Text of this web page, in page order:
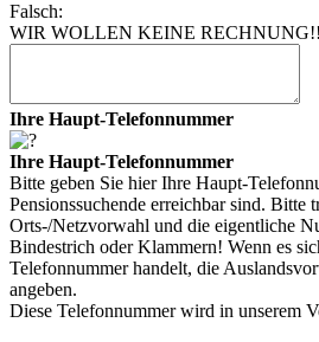
Falsch:
WIR WOLLEN KEINE
Ihre Haupt-Telefonnummer
Ihre Haupt-Telefonnummer
Bitte geben Sie hier Ihre Haupt-
Pensionssuchende erreichbar sind. Bitte
Orts-/Netzvorwahl und die eigentliche
Bindestrich oder Klammern! Wenn es
Telefonnummer handelt, die
angeben.
Diese Telefonnummer wird in unserem